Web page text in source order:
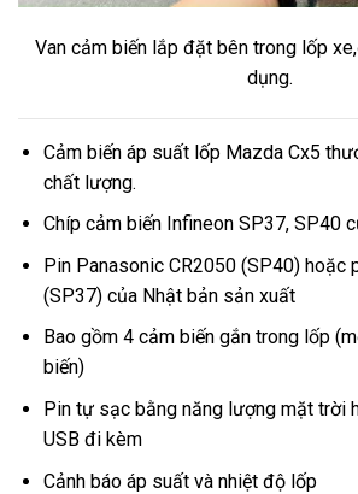
Van cảm biến lắp đặt bên trong lốp
dụng.
Cảm biến áp suất lốp Mazda Cx5
chất lượng.
Chíp cảm biến Infineon SP37, SP40
Pin Panasonic CR2050 (SP40) hoặc
(SP37) của Nhật bản sản xuất
Bao gồm 4 cảm biến gắn trong lốp
biến)
Pin tự sạc bằng năng lượng mặt trời
USB đi kèm
Cảnh báo áp suất và nhiệt độ lốp